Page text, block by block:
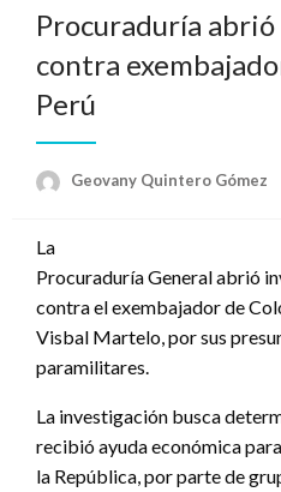
Procuraduría
contra
Perú
Geovany Quintero Gómez
La
Procuraduría General abrió
contra el exembajador de
Visbal Martelo, por sus
paramilitares.
La investigación busca
recibió ayuda económica
la República, por parte de